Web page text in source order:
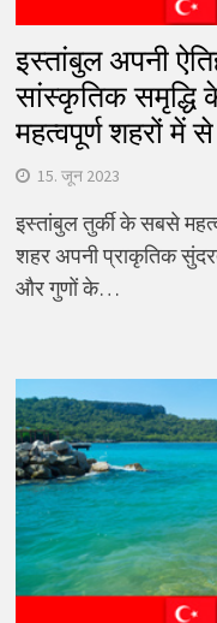
इस्तांबुल अपनी
सांस्कृतिक समृद्धि
महत्वपूर्ण शहरों में
15. जून 2023
इस्तांबुल तुर्की के सबसे
शहर अपनी प्राकृतिक
और गुणों के…